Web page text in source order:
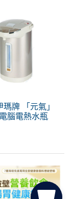
牌 「元氣」
腦電熱水瓶